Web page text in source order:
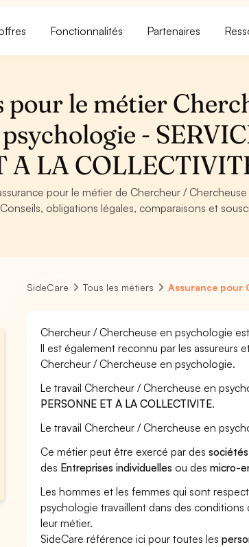
Fonctionnalités Partenaires
pour le métier
-
A LA
pour le métier de Chercheur / Chercheuse
Conseils, obligations légales, comparaisons et
SideCare Tous les métiers Assurance pour
Chercheur / Chercheuse en psychologie
Il est également reconnu par les assureurs
Chercheur / Chercheuse en psychologie.
Le travail Chercheur / Chercheuse en
PERSONNE ET A LA COLLECTIVITE.
Le travail Chercheur / Chercheuse en
Ce métier peut être exercé par des
des Entreprises individuelles ou desmicro-
Les hommes et les femmes qui sont
psychologie travaillent dans des
leur métier.
SideCare référence ici pour toutes les